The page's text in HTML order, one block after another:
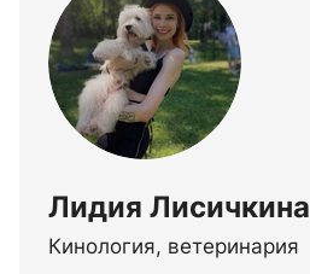
Лидия Лисичкина
Кинология, ветеринария